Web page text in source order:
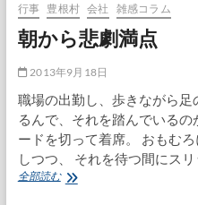
行事 豊根村 会社 雑感コラム
朝から悲劇満点
2013年9月18日
職場の出勤し、歩きながら足
るんで、それを踏んでいる
ードを切って着席。 おもむ
しつつ、 それを待つ間にス
全部読む朝